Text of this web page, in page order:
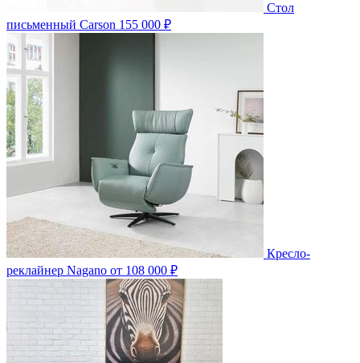
Стол
письменный Carson 155 000 ₽
Кресло-
реклайнер Nagano от 108 000 ₽